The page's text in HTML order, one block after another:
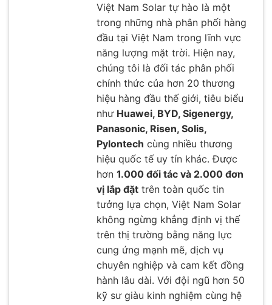
Việt Nam Solar tự hào là một
trong những nhà phân phối hàng
đầu tại Việt Nam trong lĩnh vực
năng lượng mặt trời. Hiện nay,
chúng tôi là đối tác phân phối
chính thức của hơn 20 thương
hiệu hàng đầu thế giới, tiêu biểu
như Huawei, BYD, Sigenergy,
Panasonic, Risen, Solis,
Pylontech cùng nhiều thương
hiệu quốc tế uy tín khác. Được
hơn 1.000 đối tác và 2.000 đơn
vị lắp đặt trên toàn quốc tin
tưởng lựa chọn, Việt Nam Solar
không ngừng khẳng định vị thế
trên thị trường bằng năng lực
cung ứng mạnh mẽ, dịch vụ
chuyên nghiệp và cam kết đồng
hành lâu dài. Với đội ngũ hơn 50
kỹ sư giàu kinh nghiệm cùng hệ